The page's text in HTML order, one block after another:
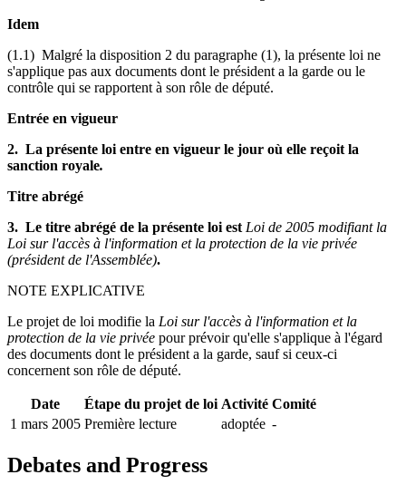
Idem
(1.1) Malgré la disposition 2 du paragraphe (1), la présente loi ne
s'applique pas aux documents dont le président a la garde ou le
contrôle qui se rapportent à son rôle de député.
Entrée en vigueur
2. La présente loi entre en vigueur le jour où elle reçoit la
sanction royale.
Titre abrégé
3. Le titre abrégé de la présente loi est Loi de 2005 modifiant la
Loi sur l'accès à l'information et la protection de la vie privée
(président de l'Assemblée).
NOTE EXPLICATIVE
Le projet de loi modifie la Loi sur l'accès à l'information et la
protection de la vie privée pour prévoir qu'elle s'applique à l'égard
des documents dont le président a la garde, sauf si ceux-ci
concernent son rôle de député.
Date Étape du projet de loi Activité Comité
1 mars 2005 Première lecture adoptée -
Debates and Progress